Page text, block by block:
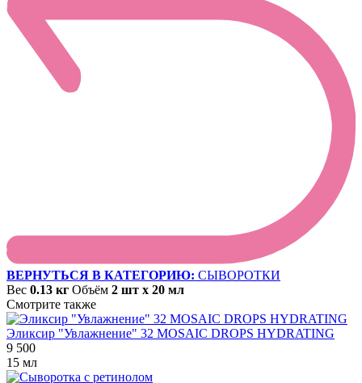
ВЕРНУТЬСЯ В КАТЕГОРИЮ: СЫВОРОТКИ
Вес 0.13 кг Объём 2 шт х 20 мл
Смотрите также
Эликсир "Увлажнение" 32 MOSAIC DROPS HYDRATING
9 500
15 мл